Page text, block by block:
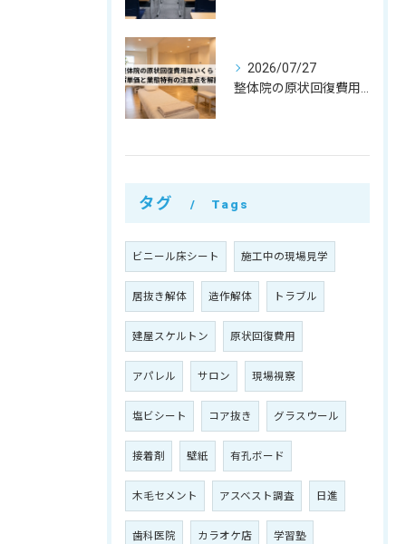
2026/07/27
タグ Tags
ビニール床シート 施工中の現場見学
居抜き解体 造作解体 トラブル
建屋スケルトン 原状回復費用
アパレル サロン 現場視察
塩ビシート コア抜き グラスウール
接着剤 壁紙 有孔ボード
木毛セメント アスベスト調査 日進
歯科医院 カラオケ店 学習塾